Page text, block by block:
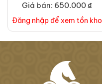
Giá bán: 650.000 ₫
Đăng nhập để xem tồn kho